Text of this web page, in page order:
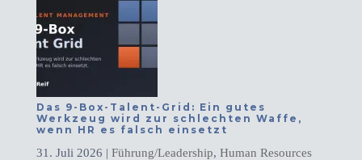
Das 9-Box-Talent-Grid: Ein gutes
Werkzeug wird zur schlechten Waffe,
wenn HR es falsch einsetzt
31. Juli 2026 | Führung/Leadership, Human Resources